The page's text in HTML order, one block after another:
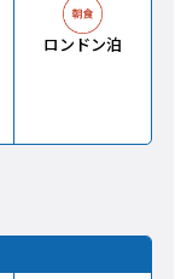
ロンドン泊